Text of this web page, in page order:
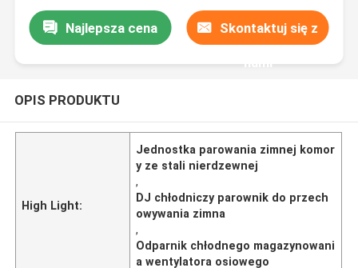
Najlepsza cena Skontaktuj się z
nami
OPIS PRODUKTU
High Light:
Jednostka parowania zimnej komor
y ze stali nierdzewnej
,
DJ chłodniczy parownik do przech
owywania zimna
,
Odparnik chłodnego magazynowani
a wentylatora osiowego